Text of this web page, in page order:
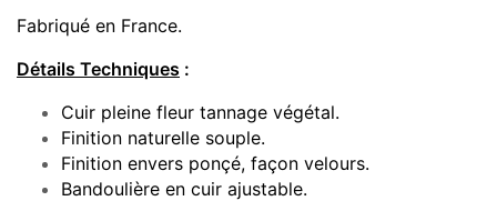
Fabriqué en France.
Détails Techniques :
Cuir pleine fleur tannage végétal.
Finition naturelle souple.
Finition envers ponçé, façon velours.
Bandoulière en cuir ajustable.